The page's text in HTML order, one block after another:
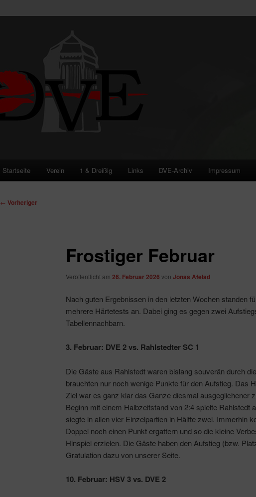
Startseite Verein 1 & Dreißig Links DVE-Archiv Impressum
Beitragsnavigation
← Vorheriger
Frostiger Februar
Veröffentlicht am 26. Februar 2026 von Jonas Afelad
Nach guten Ergebnissen in den letzten Wochen standen
mehrere Härtetests an. Dabei ging es gegen zwei
Tabellennachbarn.
3. Februar: DVE 2 vs. Rahlstedter SC 1
Die Gäste aus Rahlstedt waren bislang souverän durch
brauchten nur noch wenige Punkte für den Aufstieg. Das
Ziel war es ganz klar das Ganze diesmal ausgeglichener
Beginn mit einem Halbzeitstand von 2:4 spielte Rahlstedt
siegte in allen vier Einzelpartien in Hälfte zwei. Immerhin
Doppel noch einen Punkt ergattern und so die kleine
Hinspiel erzielen. Die Gäste haben den Aufstieg (bzw.
Gratulation dazu von unserer Seite.
10. Februar: HSV 3 vs. DVE 2